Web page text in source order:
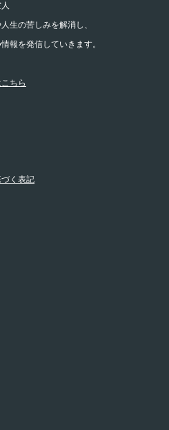
生の苦しみを解消し、
報を発信していきます。
ちら
づく表記